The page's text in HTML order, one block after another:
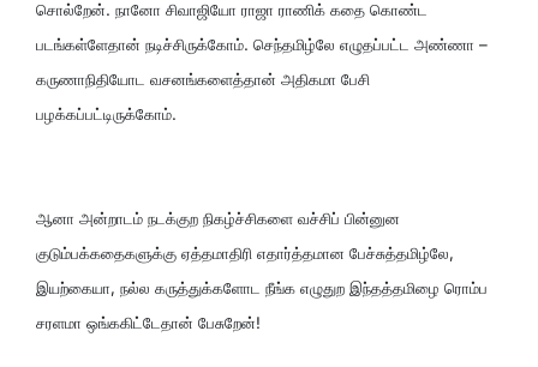
சொல்றேன். நானோ சிவாஜியோ ராஜா ராணிக் கதை கொண்ட
படங்கள்ளேதான் நடிச்சிருக்கோம். செந்தமிழ்லே எழுதப்பட்ட அண்ணா –
கருணாநிதியோட வசனங்களைத்தான் அதிகமா பேசி
பழக்கப்பட்டிருக்கோம்.
ஆனா அன்றாடம் நடக்குற நிகழ்ச்சிகளை வச்சிப் பின்னுன
குடும்பக்கதைகளுக்கு ஏத்தமாதிரி எதார்த்தமான பேச்சுத்தமிழ்லே,
இயற்கையா, நல்ல கருத்துக்களோட நீங்க எழுதுற இந்தத்தமிழை ரொம்ப
சரளமா ஒங்ககிட்டேதான் பேசுறேன்!